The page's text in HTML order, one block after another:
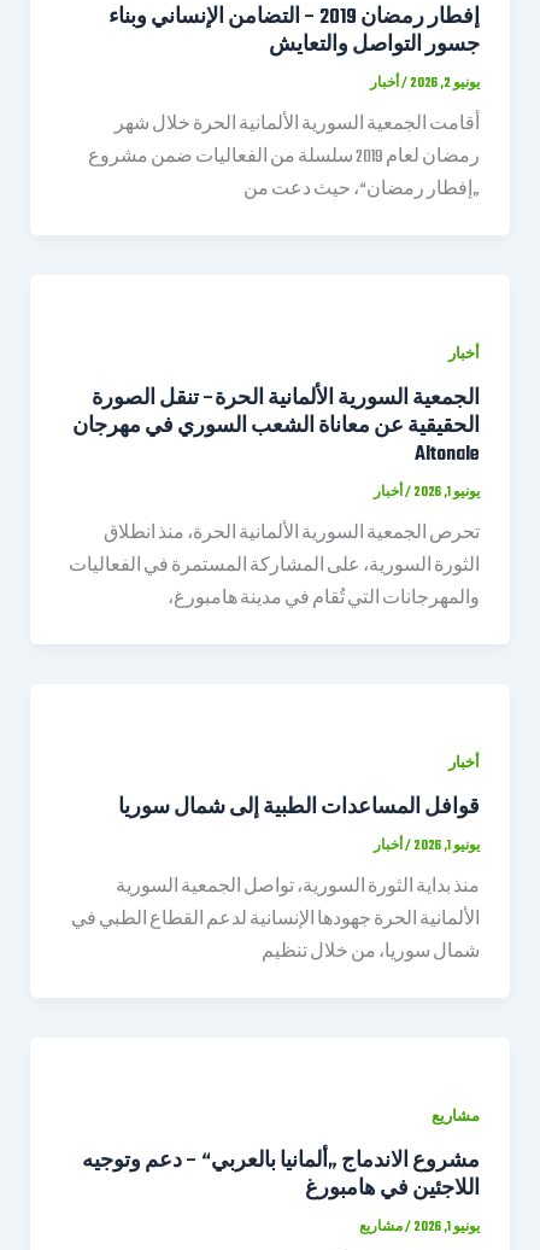
إفطار رمضان 2019 – التضامن الإنساني وبناء
جسور التواصل والتعايش
يونيو 2, 2026 /أخبار
أقامت الجمعية السورية الألمانية الحرة خلال شهر
رمضان لعام 2019 سلسلة من الفعاليات ضمن مشروع
„إفطار رمضان“، حيث دعت من
أخبار
الجمعية السورية الألمانية الحرة– تنقل الصورة
الحقيقية عن معاناة الشعب السوري في مهرجان
Altonale
يونيو 1, 2026 /أخبار
تحرص الجمعية السورية الألمانية الحرة، منذ انطلاق
الثورة السورية، على المشاركة المستمرة في الفعاليات
والمهرجانات التي تُقام في مدينة هامبورغ،
أخبار
قوافل المساعدات الطبية إلى شمال سوريا
يونيو 1, 2026 /أخبار
منذ بداية الثورة السورية، تواصل الجمعية السورية
الألمانية الحرة جهودها الإنسانية لدعم القطاع الطبي في
شمال سوريا، من خلال تنظيم
مشاريع
مشروع الاندماج „ألمانيا بالعربي“ – دعم وتوجيه
اللاجئين في هامبورغ
يونيو 1, 2026 /مشاريع